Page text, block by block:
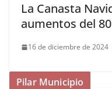
La Canasta
aumentos del
16 de diciembre de 2024
Pilar Municipio